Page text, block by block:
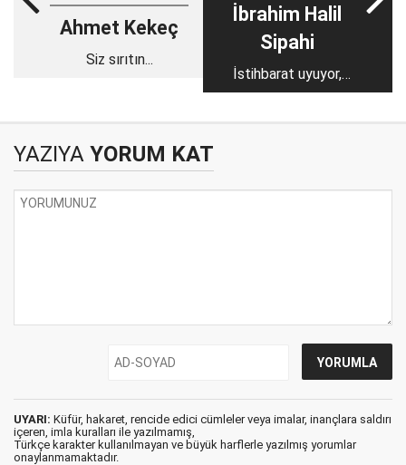
Ahmet Kekeç
Siz sırıtın...
İbrahim Halil
Sipahi
İstihbarat uyuyor,
Terör can alıyor,
YAZIYA YORUM KAT
UYARI: Küfür, hakaret, rencide edici cümleler veya imalar, inançlara saldırı
içeren, imla kuralları ile yazılmamış,
Türkçe karakter kullanılmayan ve büyük harflerle yazılmış yorumlar
onaylanmamaktadır.